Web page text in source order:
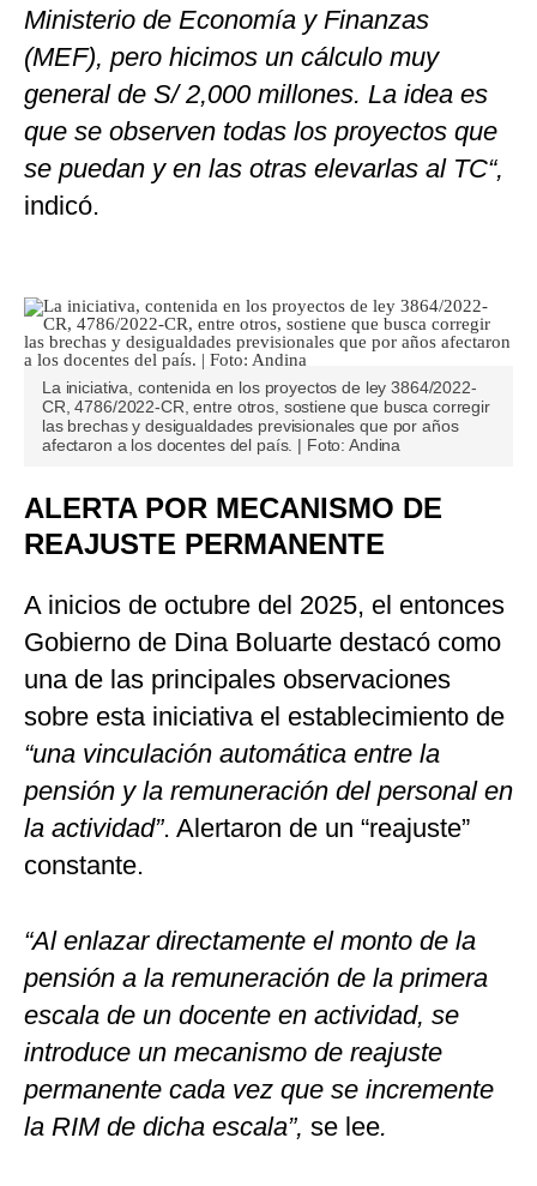
Ministerio de Economía y Finanzas
(MEF), pero hicimos un cálculo muy
general de S/ 2,000 millones. La idea es
que se observen todas los proyectos que
se puedan y en las otras elevarlas al TC“,
indicó.
La iniciativa, contenida en los proyectos de ley 3864/2022-
CR, 4786/2022-CR, entre otros, sostiene que busca corregir
las brechas y desigualdades previsionales que por años
afectaron a los docentes del país. | Foto: Andina
ALERTA POR MECANISMO DE
REAJUSTE PERMANENTE
A inicios de octubre del 2025, el entonces
Gobierno de Dina Boluarte destacó como
una de las principales observaciones
sobre esta iniciativa el establecimiento de
“una vinculación automática entre la
pensión y la remuneración del personal en
la actividad”. Alertaron de un “reajuste”
constante.
“Al enlazar directamente el monto de la
pensión a la remuneración de la primera
escala de un docente en actividad, se
introduce un mecanismo de reajuste
permanente cada vez que se incremente
la RIM de dicha escala”, se lee.